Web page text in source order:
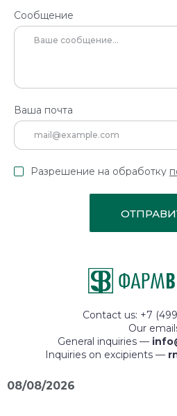
Сообщение
Ваша почта
Разрешение на обработку
Contact us: +7
Our
General inquiries —
Inquiries on excipients —
08/08/2026